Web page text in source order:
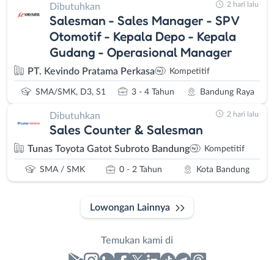
Dibutuhkan
Salesman - Sales Manager - SPV
Otomotif - Kepala Depo - Kepala
Gudang - Operasional Manager
PT. Kevindo Pratama Perkasa Kompetitif
SMA/SMK, D3, S1 3 - 4 Tahun Bandung Raya
2 hari lalu
Dibutuhkan
Sales Counter & Salesman
Tunas Toyota Gatot Subroto Bandung Kompetitif
SMA / SMK 0 - 2 Tahun Kota Bandung
2 hari lalu
Lowongan Lainnya
Temukan kami di